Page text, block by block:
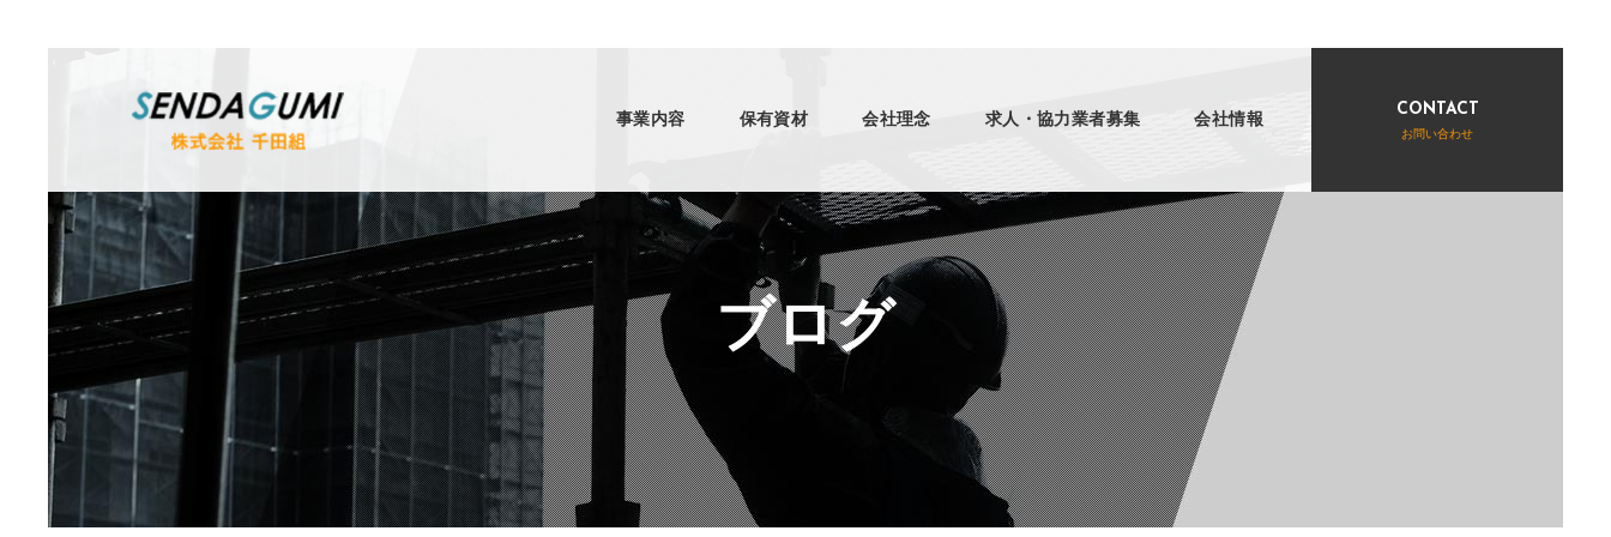
ブログ
事業内容 保有資材 会社理念 求人・協力業者募集 会社情報
CONTACT
お問い合わせ